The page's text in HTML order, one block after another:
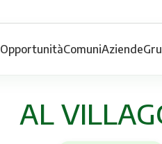
OpportunitàComuniAziende
AL